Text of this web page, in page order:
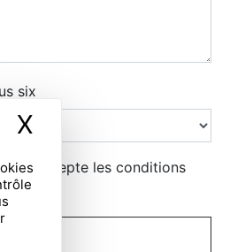
X Masquer le
six
j'accepte les conditions
**